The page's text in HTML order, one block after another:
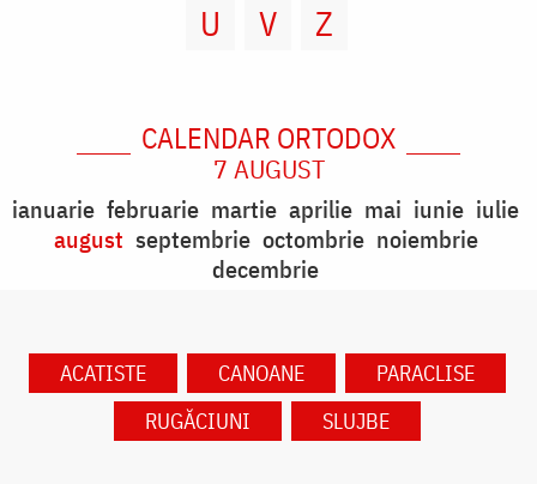
U
V Z
CALENDAR ORTODOX
7 AUGUST
ianuarie februarie martie aprilie mai iunie iulie
august septembrie octombrie noiembrie
decembrie
ACATISTE CANOANE
PARACLISE
RUGĂCIUNI
SLUJBE